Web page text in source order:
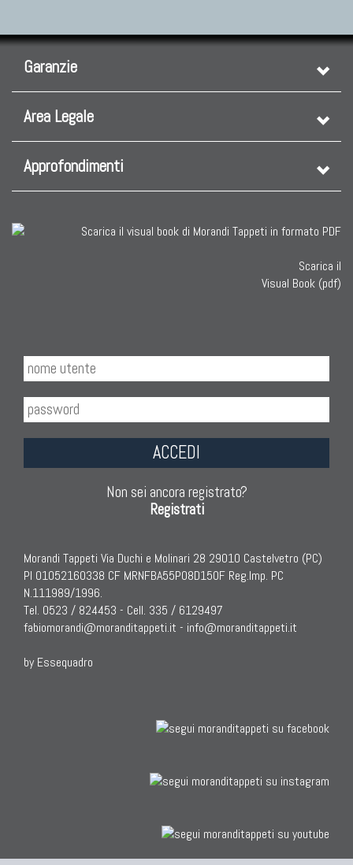
Garanzie
Area Legale
Approfondimenti
Scarica il
Visual Book (pdf)
ACCEDI
Non sei ancora registrato?
Registrati
Morandi Tappeti Via Duchi e Molinari 28 29010 Castelvetro (PC)
PI 01052160338 CF MRNFBA55P08D150F Reg.Imp. PC
N.111989/1996.
Tel. 0523 / 824453 - Cell. 335 / 6129497
fabiomorandi@moranditappeti.it - info@moranditappeti.it
by Essequadro